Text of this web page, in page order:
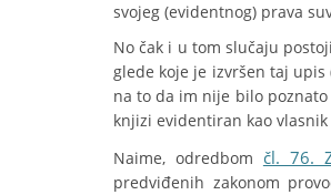
svojeg (evidentnog) prava
No čak i u tom slučaju
glede koje je izvršen taj
na to da im nije bilo
knjizi evidentiran kao
Naime, odredbom čl. 76.
predviđenih zakonom